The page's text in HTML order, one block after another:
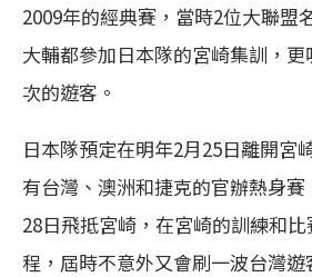
2009年的經典賽，當時2位大聯盟
大輔都參加日本隊的宮崎集訓，更
次的遊客。
日本隊預定在明年2月25日離開宮
有台灣、澳洲和捷克的官辦熱身賽
28日飛抵宮崎，在宮崎的訓練和
程，屆時不意外又會刷一波台灣